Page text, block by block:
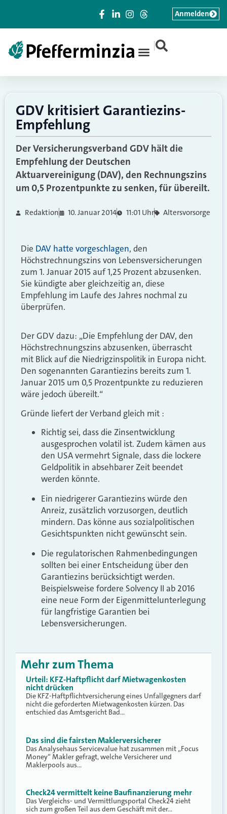
|
Anmelden
GDV kritisiert Garantiezins-
Empfehlung
Der Versicherungsverband GDV hält die
Empfehlung der Deutschen
Aktuarvereinigung (DAV), den Rechnungszins
um 0,5 Prozentpunkte zu senken, für übereilt.
Redaktion 10. Januar 2014 11:01 Uhr Altersvorsorge
Die DAV hatte vorgeschlagen, den
Höchstrechnungszins von Lebensversicherungen
zum 1. Januar 2015 auf 1,25 Prozent abzusenken.
Sie kündigte aber gleichzeitig an, diese
Empfehlung im Laufe des Jahres nochmal zu
überprüfen.
Der GDV dazu: „Die Empfehlung der DAV, den
Höchstrechnungszins abzusenken, überrascht
mit Blick auf die Niedrigzinspolitik in Europa nicht.
Den sogenannten Garantiezins bereits zum 1.
Januar 2015 um 0,5 Prozentpunkte zu reduzieren
wäre jedoch übereilt.“
Gründe liefert der Verband gleich mit :
Richtig sei, dass die Zinsentwicklung
ausgesprochen volatil ist. Zudem kämen aus
den USA vermehrt Signale, dass die lockere
Geldpolitik in absehbarer Zeit beendet
werden könnte.
Ein niedrigerer Garantiezins würde den
Anreiz, zusätzlich vorzusorgen, deutlich
mindern. Das könne aus sozialpolitischen
Gesichtspunkten nicht gewünscht sein.
Die regulatorischen Rahmenbedingungen
sollten bei einer Entscheidung über den
Garantiezins berücksichtigt werden.
Beispielsweise fordere Solvency II ab 2016
eine neue Form der Eigenmittelunterlegung
für langfristige Garantien bei
Lebensversicherungen.
Mehr zum Thema
Urteil: KFZ-Haftpflicht darf Mietwagenkosten
nicht drücken
Die KFZ-Haftpflichtversicherung eines Unfallgegners darf
nicht die geforderten Mietwagenkosten kürzen. Das
entschied das Amtsgericht Bad…
Das sind die fairsten Maklerversicherer
Das Analysehaus Servicevalue hat zusammen mit „Focus
Money“ Makler gefragt, welche Versicherer und
Maklerpools aus…
Check24 vermittelt keine Baufinanzierung mehr
Das Vergleichs- und Vermittlungsportal Check24 zieht
sich zum großen Teil aus dem Geschäft mit der…